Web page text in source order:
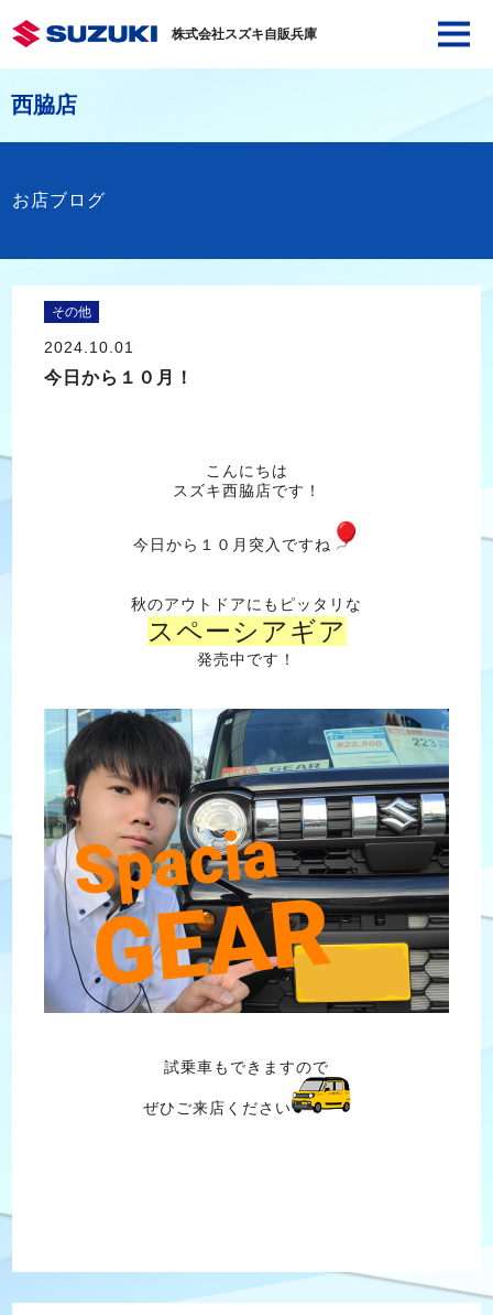
株式会社スズキ自販兵庫
西脇店
お店ブログ
その他
2024.10.01
今日から１０月！
こんにちは
スズキ西脇店です！
今日から１０月突入ですね
秋のアウトドアにもピッタリな
スペーシアギア
発売中です！
試乗車もできますので
ぜひご来店ください